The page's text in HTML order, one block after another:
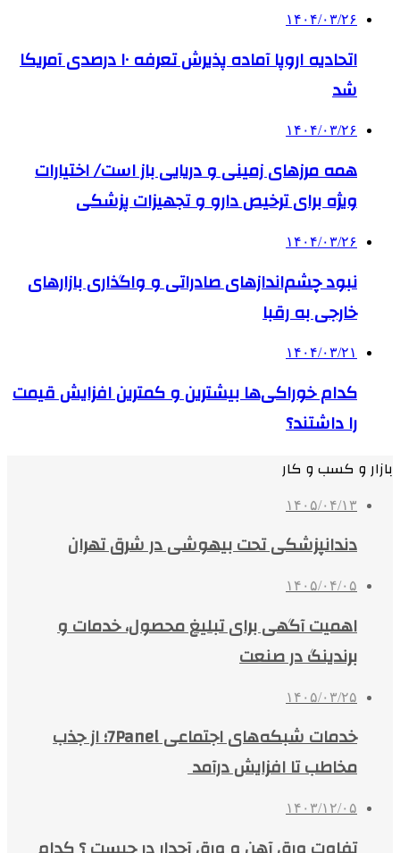
۱۴۰۴/۰۳/۲۶
اتحادیه اروپا آماده پذیرش تعرفه ۱۰ درصدی آمریکا
شد
۱۴۰۴/۰۳/۲۶
همه مرزهای زمینی و دریایی باز است/ اختیارات
ویژه برای ترخیص دارو و تجهیزات پزشکی
۱۴۰۴/۰۳/۲۶
نبود چشم‌اندازهای صادراتی و واگذاری بازارهای
خارجی به رقبا
۱۴۰۴/۰۳/۲۱
کدام خوراکی‌ها بیشترین و کمترین افزایش قیمت
را داشتند؟
بازار و کسب و کار
۱۴۰۵/۰۴/۱۳
دندانپزشکی تحت بیهوشی در شرق تهران
۱۴۰۵/۰۴/۰۵
اهمیت آگهی برای تبلیغ محصول، خدمات و
برندینگ در صنعت
۱۴۰۵/۰۳/۲۵
خدمات شبکه‌های اجتماعی 7Panel؛ از جذب
مخاطب تا افزایش درآمد
۱۴۰۳/۱۲/۰۵